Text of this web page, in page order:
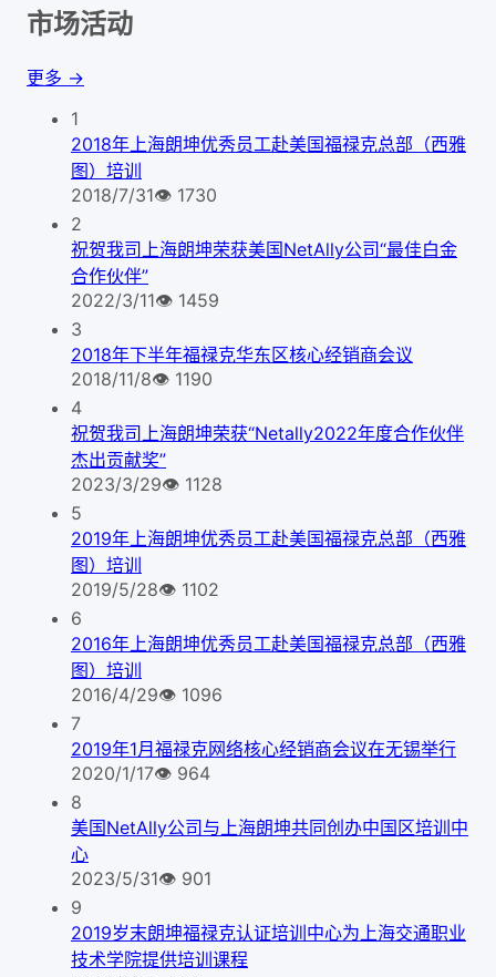
市场活动
更多 →
1
2018年上海朗坤优秀员工赴美国福禄克总部（西雅
图）培训
2018/7/31👁 1730
2
祝贺我司上海朗坤荣获美国NetAlly公司“最佳白金
合作伙伴”
2022/3/11👁 1459
3
2018年下半年福禄克华东区核心经销商会议
2018/11/8👁 1190
4
祝贺我司上海朗坤荣获“Netally2022年度合作伙伴
杰出贡献奖”
2023/3/29👁 1128
5
2019年上海朗坤优秀员工赴美国福禄克总部（西雅
图）培训
2019/5/28👁 1102
6
2016年上海朗坤优秀员工赴美国福禄克总部（西雅
图）培训
2016/4/29👁 1096
7
2019年1月福禄克网络核心经销商会议在无锡举行
2020/1/17👁 964
8
美国NetAlly公司与上海朗坤共同创办中国区培训中
心
2023/5/31👁 901
9
2019岁末朗坤福禄克认证培训中心为上海交通职业
技术学院提供培训课程